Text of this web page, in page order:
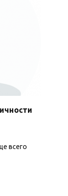
всего